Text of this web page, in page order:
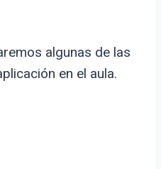
algunas de las
en el aula.